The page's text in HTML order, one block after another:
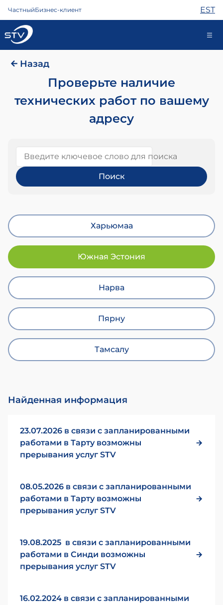
ЧастныйБизнес-клиент EST
kontakt@stv.ee
Самообслуживание
Телефон
Помощь
Магазин
Назад
Проверьте наличие
технических работ по вашему
адресу
Введите ключевое слово для поиска
Харьюмаа
Южная Эстония
Нарва
Пярну
Тамсалу
Найденная информация
23.07.2026 в связи с запланированными
работами в Тарту возможны
прерывания услуг STV
08.05.2026 в связи с запланированными
работами в Тарту возможны
прерывания услуг STV
19.08.2025 в связи с запланированными
работами в Синди возможны
прерывания услуг STV
16.02.2024 в связи с запланированными